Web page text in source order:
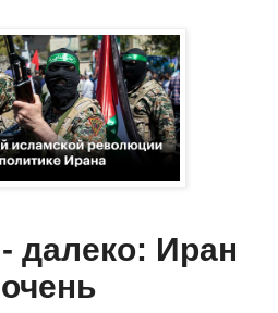
далеко: Иран